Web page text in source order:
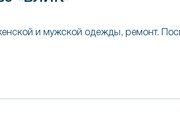
и мужской одежды, ремонт.